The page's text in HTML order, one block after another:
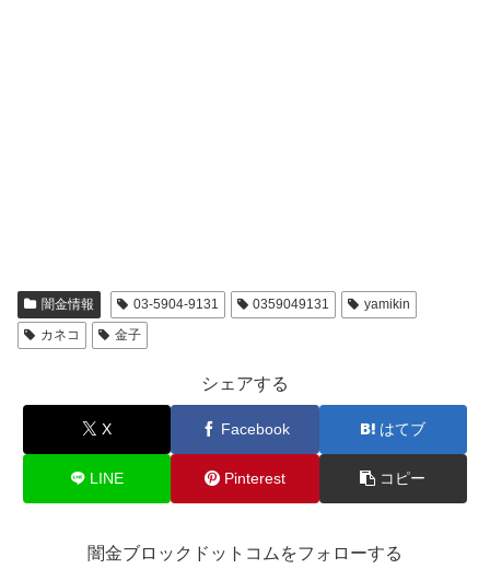
闇金情報 03-5904-9131 0359049131
yamikin
カネコ
金子
シェアする
X Facebook はてブ
LINE Pinterest コピー
闇金ブロックドットコムをフォローする